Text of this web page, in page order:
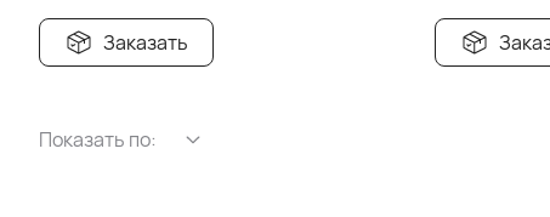
Заказать
Показать по: